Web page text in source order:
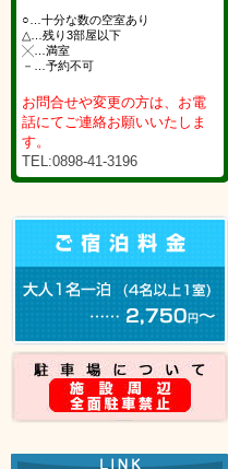
○…十分な数の空室あり
△…残り3部屋以下
╳…満室
－…予約不可
お問合せや変更の方は、お電
話にてご連絡お願いいたしま
す。
TEL:0898-41-3196